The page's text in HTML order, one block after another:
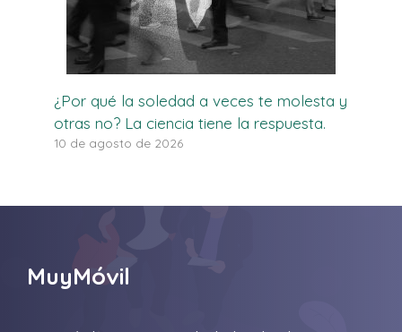
¿Por qué la soledad a veces te molesta y
otras no? La ciencia tiene la respuesta.
10 de agosto de 2026
MuyMóvil